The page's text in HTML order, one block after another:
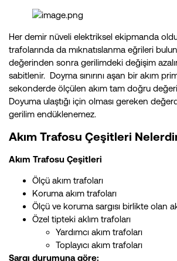
Her demir nüveli elektriksel ekipmanda
trafolarında da mıknatıslanma eğrileri
değerinden sonra gerilimdeki değişim
sabitlenir. Doyma sınırını aşan bir akım
sekonderde ölçülen akım tam doğru
Doyuma ulaştığı için olması gereken
gerilim endüklenemez.
Akım Trafosu Çeşitleri
Akım Trafosu Çeşitleri
Ölçü akım trafoları
Koruma akım trafoları
Ölçü ve koruma sargısı birlikte olan
Özel tipteki aklım trafoları
Yardımcı akım trafoları
Toplayıcı akım trafoları
Sargı durumuna göre: